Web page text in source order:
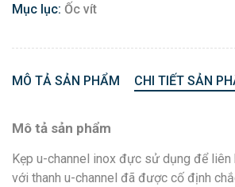
Mục lục: Ốc vít
MÔ TẢ SẢN PHẨM CHI TIẾT SẢN
Mô tả sản phẩm
Kẹp u-channel inox đực sử dụng để
với thanh u-channel đã được cố định